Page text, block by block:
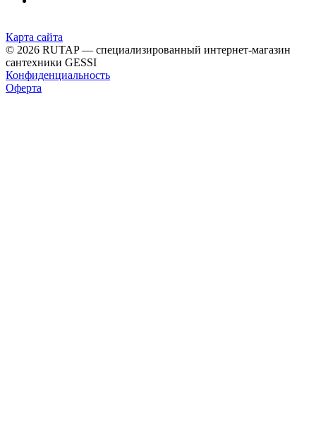
Карта сайта
© 2026 RUTAP — специализированный интернет-магазин
сантехники GESSI
Конфиденциальность
Оферта